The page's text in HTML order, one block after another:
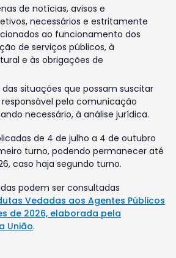
de notícias, avisos e
necessários e estritamente
ao funcionamento dos
de serviços públicos, à
e às obrigações de
situações que possam suscitar
pela comunicação
necessário, à análise jurídica.
de 4 de julho a 4 de outubro
turno, podendo permanecer até
caso haja segundo turno.
podem ser consultadas
Vedadas aos Agentes Públicos
de 2026, elaborada pela
União.